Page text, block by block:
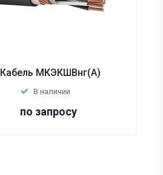
Кабель МКЭКШВнг(А)
В наличии
по запросу